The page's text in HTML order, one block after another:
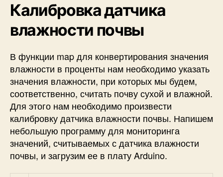
Калибровка датчика
влажности почвы
В функции map для конвертирования значения
влажности в проценты нам необходимо указать
значения влажности, при которых мы будем,
соответственно, считать почву сухой и влажной.
Для этого нам необходимо произвести
калибровку датчика влажности почвы. Напишем
небольшую программу для мониторинга
значений, считываемых с датчика влажности
почвы, и загрузим ее в плату Arduino.